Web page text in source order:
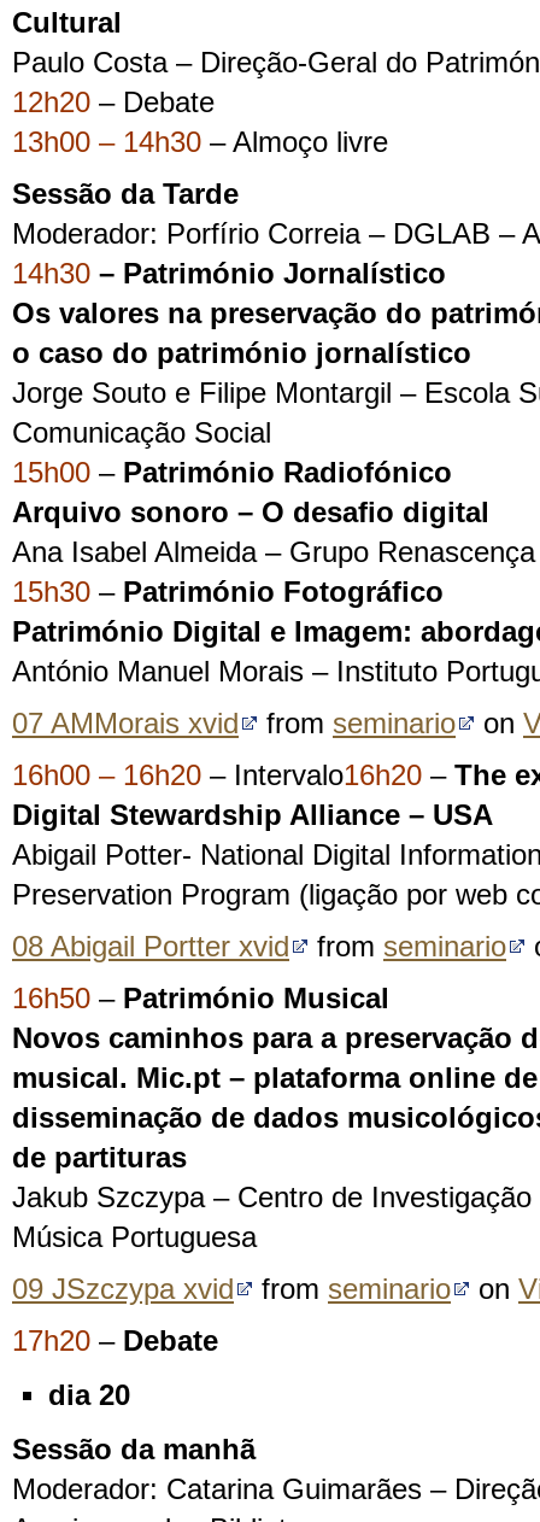
Cultural
Paulo Costa – Direção-Geral do
12h20 – Debate
13h00 – 14h30 – Almoço livre
Sessão da Tarde
Moderador: Porfírio Correia – DGLAB –
14h30 – Património Jornalístico
Os valores na preservação do
o caso do património jornalístico
Jorge Souto e Filipe Montargil – Escola
Comunicação Social
15h00 – Património Radiofónico
Arquivo sonoro – O desafio digital
Ana Isabel Almeida – Grupo Renascença
15h30 – Património Fotográfico
Património Digital e Imagem:
António Manuel Morais – Instituto
07 AMMorais xvid
from seminario on
16h00 – 16h20 – Intervalo16h20 – The
Digital Stewardship Alliance – USA
Abigail Potter- National Digital
Preservation Program (ligação por web
08 Abigail Portter xvid
from seminario
16h50 – Património Musical
Novos caminhos para a preservação
musical. Mic.pt – plataforma online
disseminação de dados
de partituras
Jakub Szczypa – Centro de
Música Portuguesa
09 JSzczypa xvid
from seminario on
17h20 –Debate
dia 20
Sessão da manhã
Moderador: Catarina Guimarães –